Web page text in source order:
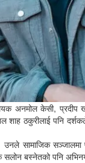
अनमोल केसी, प्रदीप
शाह ठकुरीलाई पनि
सामाजिक सञ्जालमा
सलोन बस्नेतको पनि